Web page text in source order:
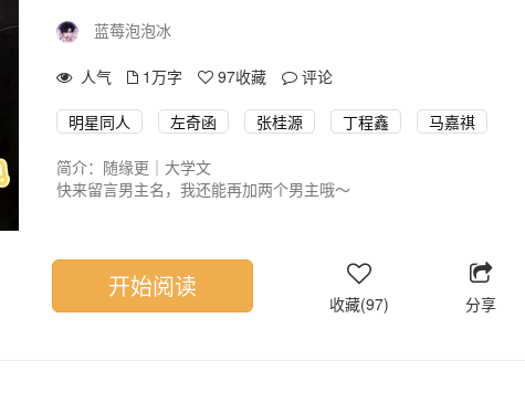
蓝莓泡泡冰
人气 1万字 97收藏 评论
明星同人 左奇函 张桂源 丁程鑫 马嘉祺
简介：随缘更｜大学文
快来留言男主名，我还能再加两个男主哦～
男主们能听见女主心声（有触发条件），女主听不见所有男主的心声
欢迎留言竞选你心中的男主角
开始阅读
收藏(97) 分享